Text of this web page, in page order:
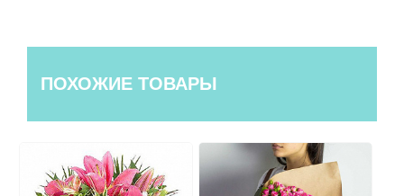
ПОХОЖИЕ ТОВАРЫ